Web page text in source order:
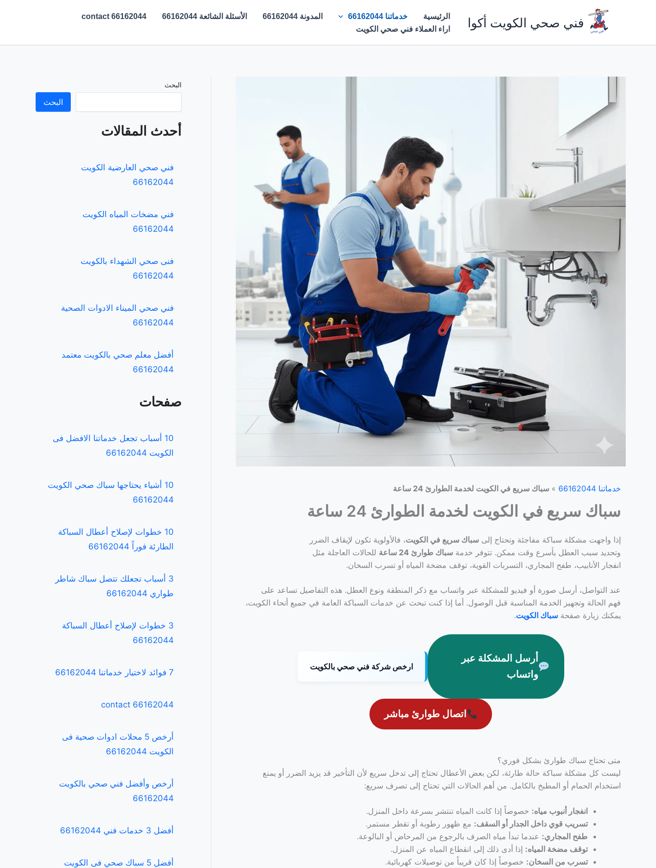
فني صحي الكويت أكوا الرئيسية خدماتنا 66162044 المدونة 66162044 الأسئلة الشائعة 66162044
contact 66162044
اراء العملاء فني صحي الكويت
خدماتنا 66162044 » سباك سريع في الكويت لخدمة الطوارئ 24 ساعة
سباك سريع في الكويت لخدمة الطوارئ 24 ساعة
إذا واجهت مشكلة سباكة مفاجئة وتحتاج إلى سباك سريع في الكويت، فالأولوية تكون لإيقاف الضرر
وتحديد سبب العطل بأسرع وقت ممكن. تتوفر خدمة سباك طوارئ 24 ساعة
للحالات العاجلة مثل
انفجار الأنابيب، طفح المجاري، التسربات القوية، توقف مضخة المياه أو تسرب السخان.
عند التواصل، أرسل صورة أو فيديو للمشكلة عبر واتساب مع ذكر المنطقة ونوع العطل. هذه التفاصيل تساعد على
فهم الحالة وتجهيز الخدمة المناسبة قبل الوصول. أما إذا كنت تبحث عن خدمات السباكة العامة في جميع أنحاء الكويت،
يمكنك زيارة صفحة سباك الكويت.
أرسل المشكلة عبر
واتساب
ارخص شركة فني صحي بالكويت
اتصال طوارئ مباشر
متى تحتاج سباك طوارئ بشكل فوري؟
ليست كل مشكلة سباكة حالة طارئة، لكن بعض الأعطال تحتاج إلى تدخل سريع لأن التأخير قد يزيد الضرر أو يمنع
استخدام الحمام أو المطبخ بالكامل. من أهم الحالات التي تحتاج إلى تصرف سريع:
انفجار أنبوب مياه: خصوصاً إذا كانت المياه تنتشر بسرعة داخل المنزل.
تسريب قوي داخل الجدار أو السقف: مع ظهور رطوبة أو تقطر مستمر.
طفح المجاري: عندما تبدأ مياه الصرف بالرجوع من المرحاض أو البالوعة.
توقف مضخة المياه: إذا أدى ذلك إلى انقطاع المياه عن المنزل.
تسرب من السخان: خصوصاً إذا كان قريباً من توصيلات كهربائية.
البحث
البحث
أحدث المقالات
فني صحي العارضية الكويت
66162044
فني مضخات المياه الكويت
66162044
فنى صحي الشهداء بالكويت
66162044
فني صحي الميناء الادوات الصحية
66162044
أفضل معلم صحي بالكويت معتمد
66162044
صفحات
10 أسباب تجعل خدماتنا الافضل فى
الكويت 66162044
10 أشياء يحتاجها سباك صحي الكويت
66162044
10 خطوات لإصلاح أعطال السباكة
الطارئة فوراً 66162044
3 أسباب تجعلك تتصل سباك شاطر
طواري 66162044
3 خطوات لإصلاح أعطال السباكة
66162044
7 فوائد لاختيار خدماتنا 66162044
contact 66162044
أرخص 5 محلات ادوات صحية فى
الكويت 66162044
أرخص وأفضل فني صحي بالكويت
66162044
أفضل 3 خدمات فني 66162044
أفضل 5 سباك صحي فى الكويت